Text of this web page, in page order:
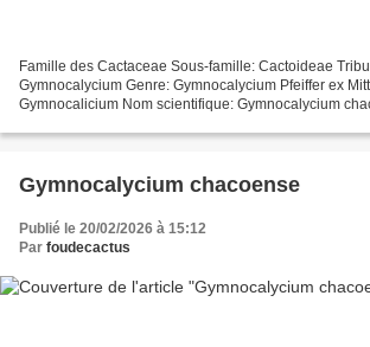
Famille des Cactaceae Sous-famille: Cactoideae
Gymnocalycium Genre: Gymnocalycium Pfeiffer ex
Gymnocalicium Nom scientifique: Gymnocalycium
Gymnocalycium chacoense
Publié le 20/02/2026 à 15:12
Par foudecactus